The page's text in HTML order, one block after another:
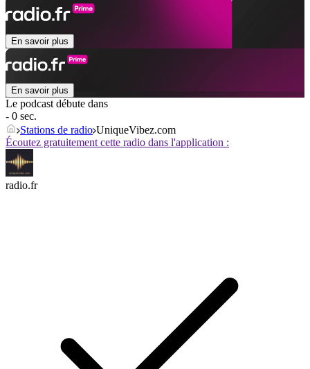
En savoir plus
En savoir plus
Le podcast débute dans
- 0 sec.
Stations de radio UniqueVibez.com
Écoutez gratuitement cette radio dans l'application :
radio.fr